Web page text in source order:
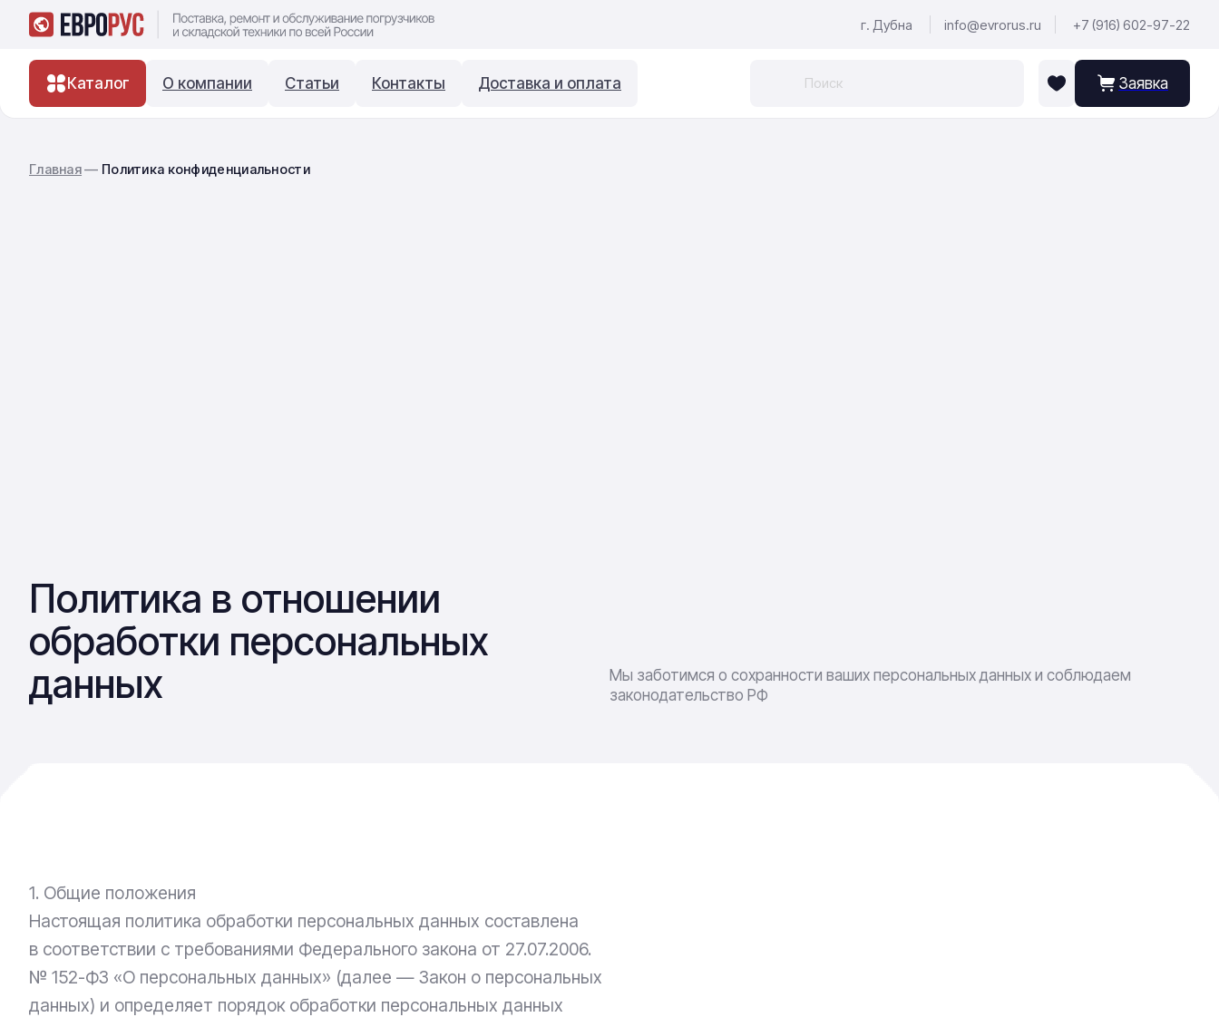
г. Дубна info@evrorus.ru +7 (916) 602-97-22
Каталог О компании Статьи Контакты Доставка и оплата Заявка
Главная— Политика конфиденциальности
Политика в отношении
обработки персональных
данных
Мы заботимся о сохранности ваших персональных данных и соблюдаем
законодательство РФ
1. Общие положения
Настоящая политика обработки персональных данных составлена
в соответствии с требованиями Федерального закона от 27.07.2006.
№ 152-ФЗ «О персональных данных» (далее — Закон о персональных
данных) и определяет порядок обработки персональных данных